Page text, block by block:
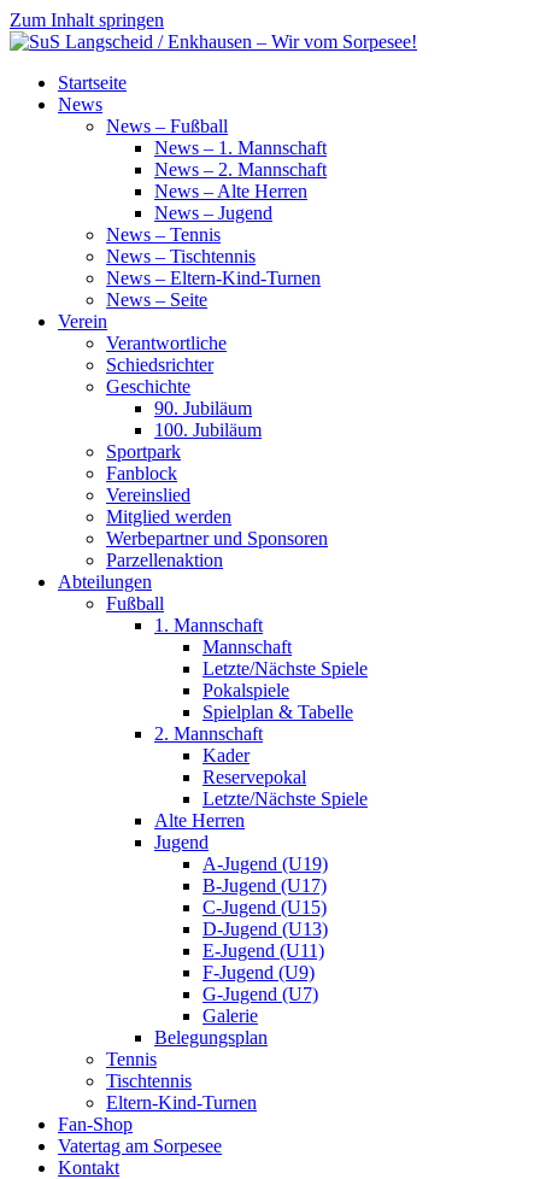
Zum Inhalt springen
SuS
Langscheid
Startseite
News
News – Fußball
News – 1. Mannschaft
News – 2. Mannschaft
News – Alte Herren
News – Jugend
News – Tennis
News – Tischtennis
News – Eltern-Kind-Turnen
News – Seite
Verein
Verantwortliche
Schiedsrichter
Geschichte
90. Jubiläum
100. Jubiläum
Sportpark
Fanblock
Vereinslied
Mitglied werden
Werbepartner und Sponsoren
Parzellenaktion
Abteilungen
Fußball
1. Mannschaft
Mannschaft
Letzte/Nächste Spiele
Pokalspiele
Spielplan & Tabelle
2. Mannschaft
Kader
Reservepokal
Letzte/Nächste Spiele
Alte Herren
Jugend
A-Jugend (U19)
B-Jugend (U17)
C-Jugend (U15)
D-Jugend (U13)
E-Jugend (U11)
F-Jugend (U9)
G-Jugend (U7)
Galerie
Belegungsplan
Tennis
Tischtennis
Eltern-Kind-Turnen
Fan-Shop
Vatertag am Sorpesee
Kontakt